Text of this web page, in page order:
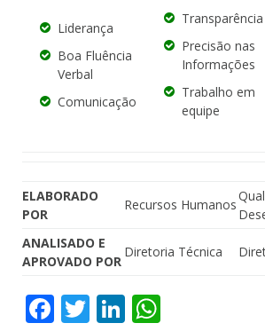
Liderança
Boa Fluência
Verbal
Comunicação
Transparência
Precisão nas
Informações
Trabalho em
equipe
ELABORADO
POR
Recursos Humanos
ANALISADO E
APROVADO POR
Diretoria Técnica
Facebook
TwitterLinkedIn